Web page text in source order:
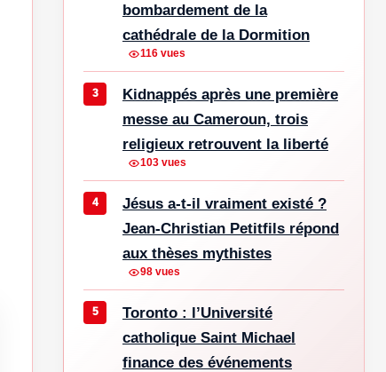
bombardement de la
cathédrale de la Dormition
116 vues
Kidnappés après une première
messe au Cameroun, trois
religieux retrouvent la liberté
103 vues
Jésus a-t-il vraiment existé ?
Jean-Christian Petitfils répond
aux thèses mythistes
98 vues
Toronto : l’Université
catholique Saint Michael
finance des événements